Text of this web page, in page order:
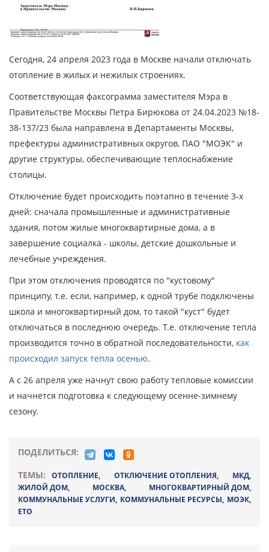
Сегодня, 24 апреля 2023 года в Москве начали отключать
отопление в жилых и нежилых строениях.
Соответствующая факсограмма заместителя Мэра в
Правительстве Москвы Петра Бирюкова от 24.04.2023 №18-
38-137/23 была направлена в Департаменты Москвы,
префектуры административных округов, ПАО "МОЭК" и
другие структуры, обеспечивающие теплоснабжение
столицы.
Отключение будет происходить поэтапно в течение 3-х
дней: сначала промышленные и административные
здания, потом жилые многоквартирные дома, а в
завершение социалка - школы, детские дошкольные и
лечебные учреждения.
При этом отключения проводятся по "кустовому"
принципу, т.е. если, например, к одной трубе подключены
школа и многоквартирный дом, то такой "куст" будет
отключаться в последнюю очередь. Т.е. отключение тепла
производится точно в обратной последовательности, как
происходил запуск тепла осенью.
А с 26 апреля уже начнут свою работу тепловые комиссии
и начнется подготовка к следующему осенне-зимнему
сезону.
ПОДЕЛИТЬСЯ:
ТЕМЫ:
ОТОПЛЕНИЕ, ОТКЛЮЧЕНИЕ ОТОПЛЕНИЯ, МКД,
ЖИЛОЙ ДОМ, МОСКВА, МНОГОКВАРТИРНЫЙ ДОМ,
КОММУНАЛЬНЫЕ УСЛУГИ, КОММУНАЛЬНЫЕ РЕСУРСЫ, МОЭК,
ЕТО